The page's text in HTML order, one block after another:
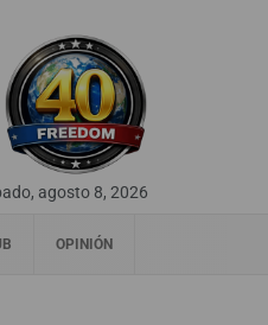
agosto 8, 2026
OPINIÓN